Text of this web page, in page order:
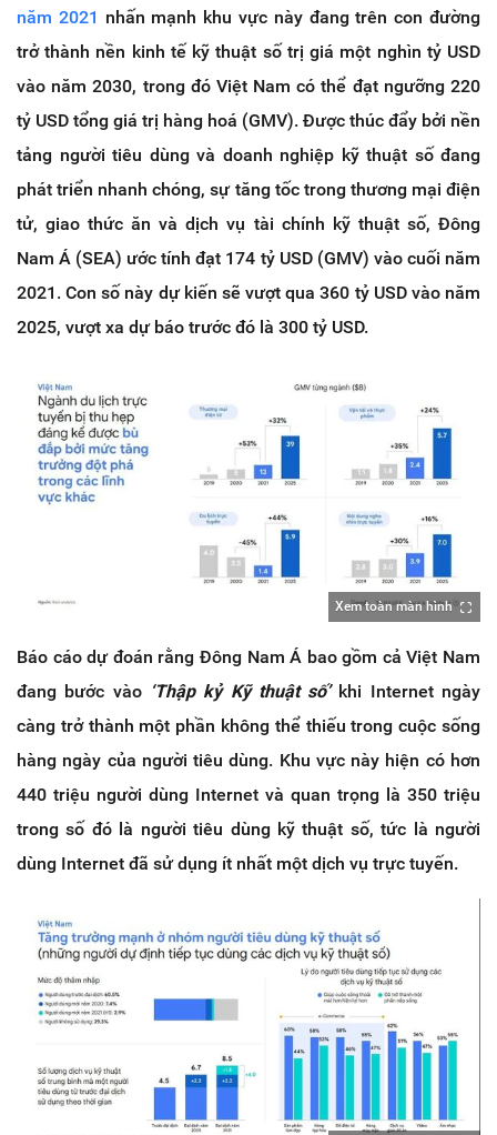
năm 2021 nhấn mạnh khu vực này đang trên con đường
trở thành nền kinh tế kỹ thuật số trị giá một nghìn tỷ USD
vào năm 2030, trong đó Việt Nam có thể đạt ngưỡng 220
tỷ USD tổng giá trị hàng hoá (GMV). Được thúc đẩy bởi nền
tảng người tiêu dùng và doanh nghiệp kỹ thuật số đang
phát triển nhanh chóng, sự tăng tốc trong thương mại điện
tử, giao thức ăn và dịch vụ tài chính kỹ thuật số, Đông
Nam Á (SEA) ước tính đạt 174 tỷ USD (GMV) vào cuối năm
2021. Con số này dự kiến sẽ vượt qua 360 tỷ USD vào năm
2025, vượt xa dự báo trước đó là 300 tỷ USD.
Xem toàn màn hình
Báo cáo dự đoán rằng Đông Nam Á bao gồm cả Việt Nam
đang bước vào ‘Thập kỷ Kỹ thuật số’khi Internet ngày
càng trở thành một phần không thể thiếu trong cuộc sống
hàng ngày của người tiêu dùng. Khu vực này hiện có hơn
440 triệu người dùng Internet và quan trọng là 350 triệu
trong số đó là người tiêu dùng kỹ thuật số, tức là người
dùng Internet đã sử dụng ít nhất một dịch vụ trực tuyến.